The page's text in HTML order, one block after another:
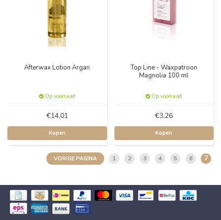
Afterwax Lotion Argan
Op voorraad
€14,01
Kopen
Top Line - Waxpatroon
Magnolia 100 ml
Op voorraad
€3,26
Kopen
VORIGE PAGINA 1 2 3 4 5 6 7